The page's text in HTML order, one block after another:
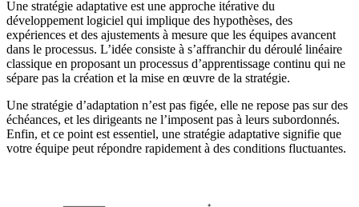
Une stratégie adaptative est une approche itérative du
développement logiciel qui implique des hypothèses, des
expériences et des ajustements à mesure que les équipes avancent
dans le processus. L’idée consiste à s’affranchir du déroulé linéaire
classique en proposant un processus d’apprentissage continu qui ne
sépare pas la création et la mise en œuvre de la stratégie.
Une stratégie d’adaptation n’est pas figée, elle ne repose pas sur des
échéances, et les dirigeants ne l’imposent pas à leurs subordonnés.
Enfin, et ce point est essentiel, une stratégie adaptative signifie que
votre équipe peut répondre rapidement à des conditions fluctuantes.